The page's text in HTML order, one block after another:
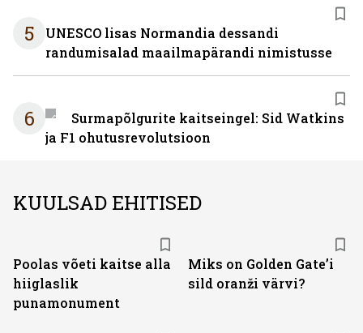
5
UNESCO lisas Normandia dessandi
randumisalad maailmapärandi nimistusse
6
Surmapõlgurite kaitseingel: Sid Watkins
ja F1 ohutusrevolutsioon
KUULSAD EHITISED
Poolas võeti kaitse alla
hiiglaslik
punamonument
Miks on Golden Gate’i
sild oranži värvi?